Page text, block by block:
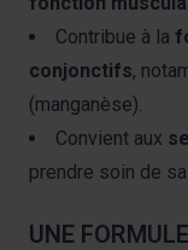
Contribue à la
conjonctifs,
(manganèse).
Convient aux
prendre soin de
UNE